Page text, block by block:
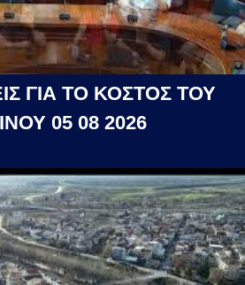
ΓΙΑ ΤΟ ΚΟΣΤΟΣ ΤΟΥ
05 08 2026